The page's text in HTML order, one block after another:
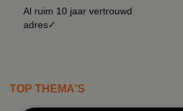
Al ruim 10 jaar vertrouwd
adres✓
TOP THEMA'S